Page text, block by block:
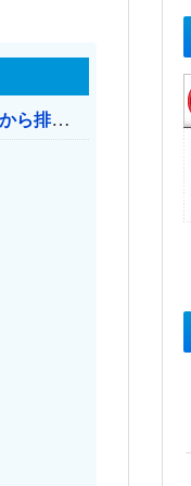
共産党「これは酷い…京都市でマイナンバーカードを持たない29万人がポイント給付事業から排除された」